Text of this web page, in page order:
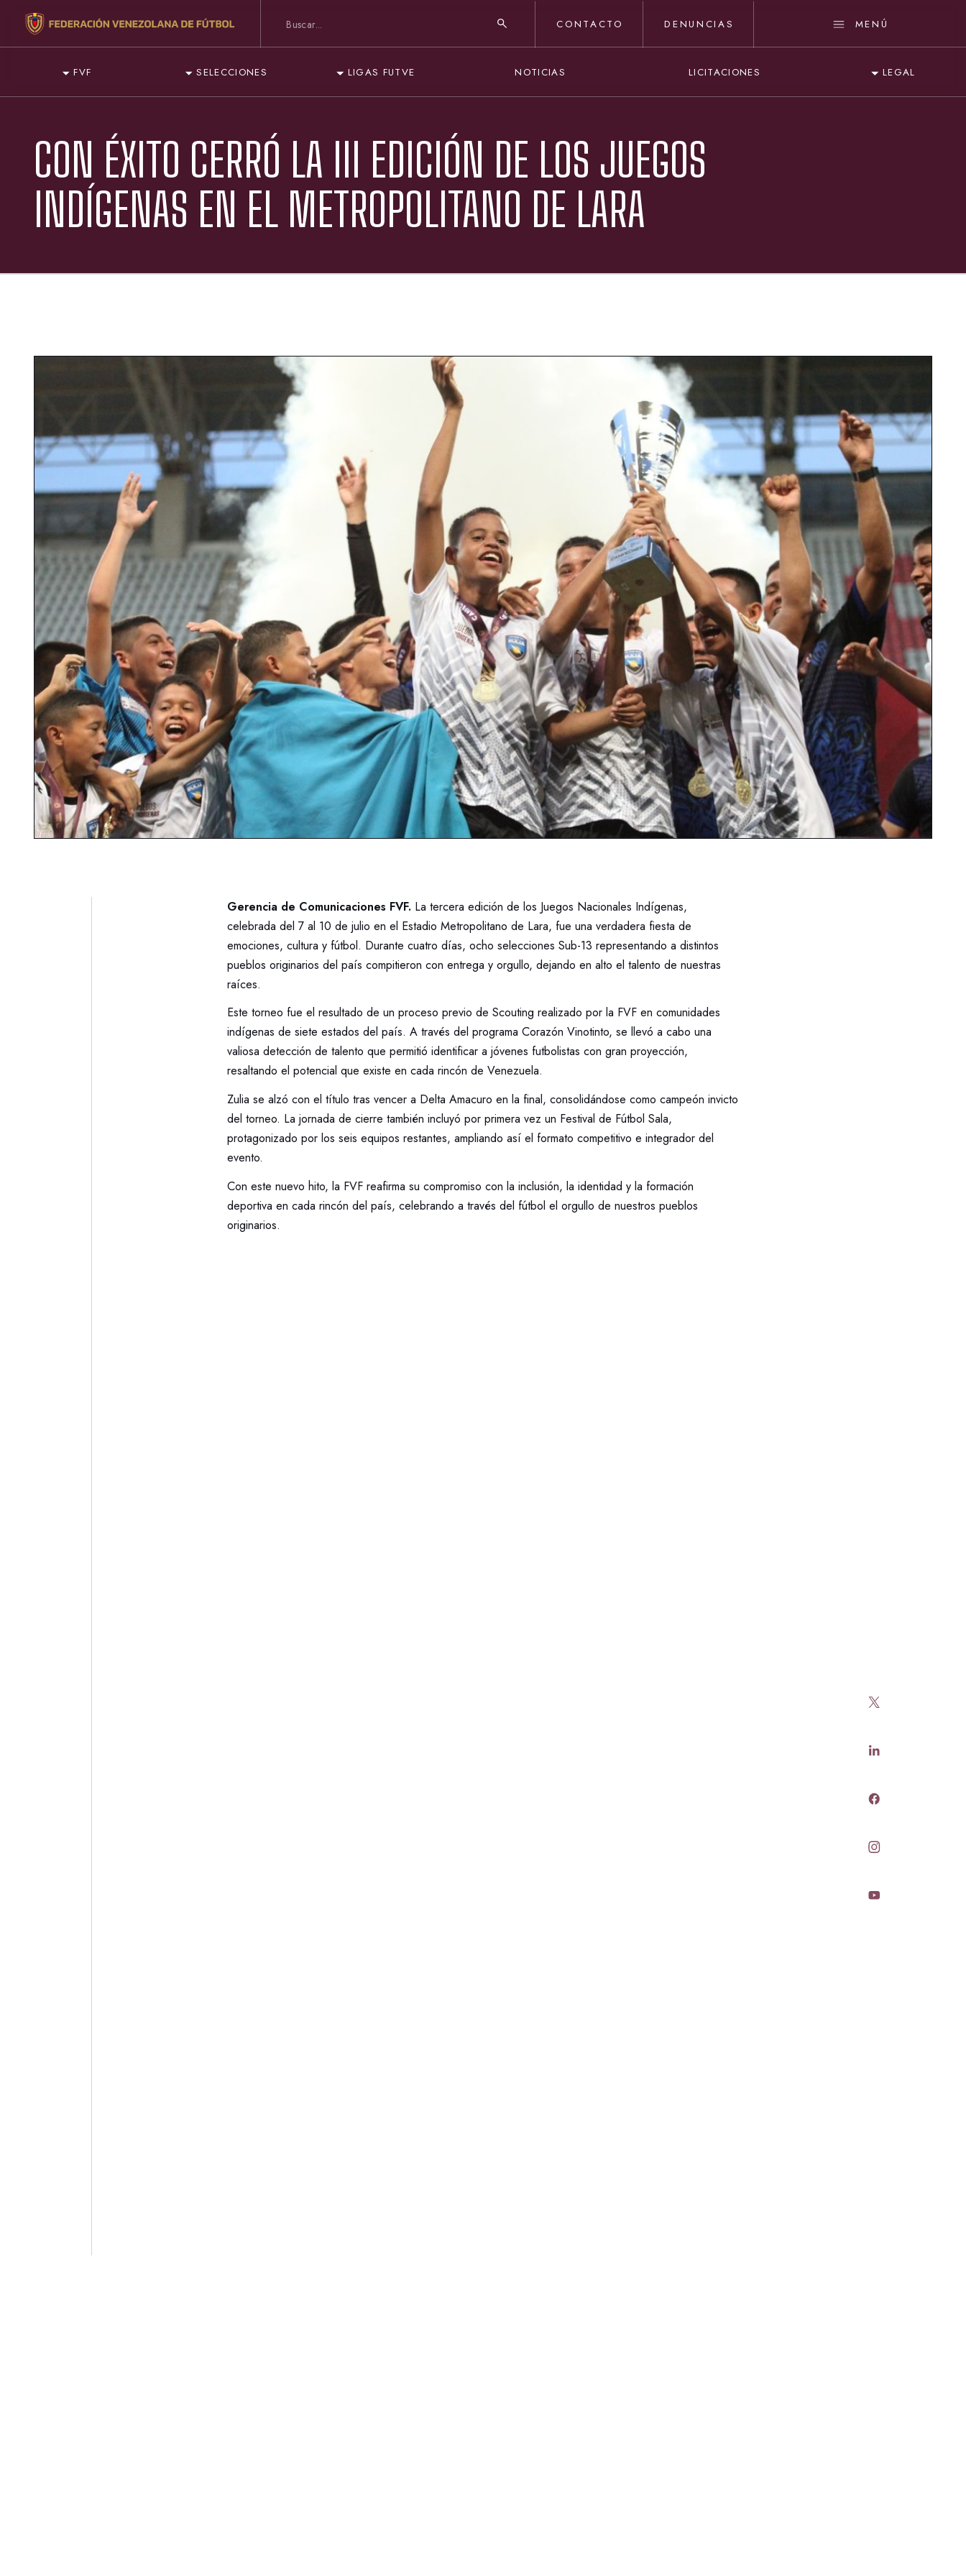
CONTACTO DENUNCIAS MENÚ
FVF SELECCIONES LIGAS FUTVE NOTICIAS LICITACIONES LEGAL
CON ÉXITO CERRÓ LA III EDICIÓN DE LOS JUEGOS
INDÍGENAS EN EL METROPOLITANO DE LARA
Gerencia de Comunicaciones FVF. La tercera edición de los Juegos Nacionales Indígenas,
celebrada del 7 al 10 de julio en el Estadio Metropolitano de Lara, fue una verdadera fiesta de
emociones, cultura y fútbol. Durante cuatro días, ocho selecciones Sub-13 representando a distintos
pueblos originarios del país compitieron con entrega y orgullo, dejando en alto el talento de nuestras
raíces.
Este torneo fue el resultado de un proceso previo de Scouting realizado por la FVF en comunidades
indígenas de siete estados del país. A través del programa Corazón Vinotinto, se llevó a cabo una
valiosa detección de talento que permitió identificar a jóvenes futbolistas con gran proyección,
resaltando el potencial que existe en cada rincón de Venezuela.
Zulia se alzó con el título tras vencer a Delta Amacuro en la final, consolidándose como campeón invicto
del torneo. La jornada de cierre también incluyó por primera vez un Festival de Fútbol Sala,
protagonizado por los seis equipos restantes, ampliando así el formato competitivo e integrador del
evento.
Con este nuevo hito, la FVF reafirma su compromiso con la inclusión, la identidad y la formación
deportiva en cada rincón del país, celebrando a través del fútbol el orgullo de nuestros pueblos
originarios.